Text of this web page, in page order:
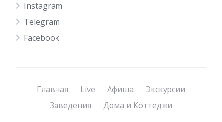
Instagram
Telegram
Facebook
Главная Live Афиша
Экскурсии
Заведения
Дома и Коттеджи